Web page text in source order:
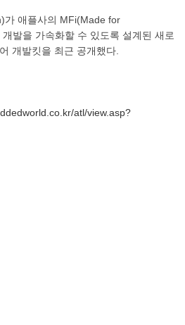
)가 애플사의 MFi(Made for
발을 가속화할 수 있도록 설계된 새로
개발킷을 최근 공개했다.
atl/view.asp?